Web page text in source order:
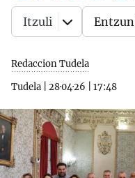
Redaccion Tudela
Tudela
28·04·26 17:48
Itzuli Entzun